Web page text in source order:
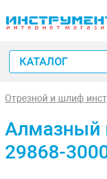
КАТАЛОГ
Отрезной и шлиф
Алмазный
29868-